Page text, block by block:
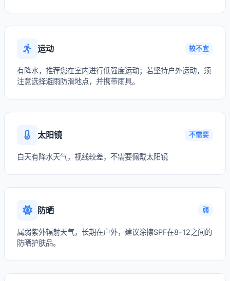
运动 较不宜
有降水，推荐您在室内进行低强度运动；若坚持户外运动，须
注意选择避雨防滑地点，并携带雨具。
太阳镜 不需要
白天有降水天气，视线较差，不需要佩戴太阳镜
防晒 弱
属弱紫外辐射天气，长期在户外，建议涂擦SPF在8-12之间的
防晒护肤品。